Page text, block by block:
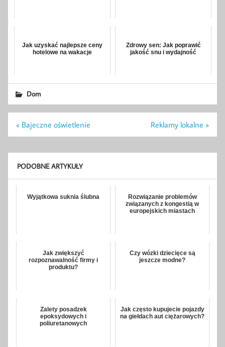
Jak uzyskać najlepsze ceny
hotelowe na wakacje
Zdrowy sen: Jak poprawić
jakość snu i wydajność
Dom
Nawigacja
wpisu
« Bajeczne oświetlenie Reklamy lokalne »
PODOBNE ARTYKUŁY
Wyjątkowa suknia ślubna
Rozwiązanie problemów
związanych z kongestią w
europejskich miastach
Jak zwiększyć
rozpoznawalność firmy i
produktu?
Czy wózki dziecięce są
jeszcze modne?
Zalety posadzek
epoksydowych i
poliuretanowych
Jak często kupujecie pojazdy
na giełdach aut ciężarowych?